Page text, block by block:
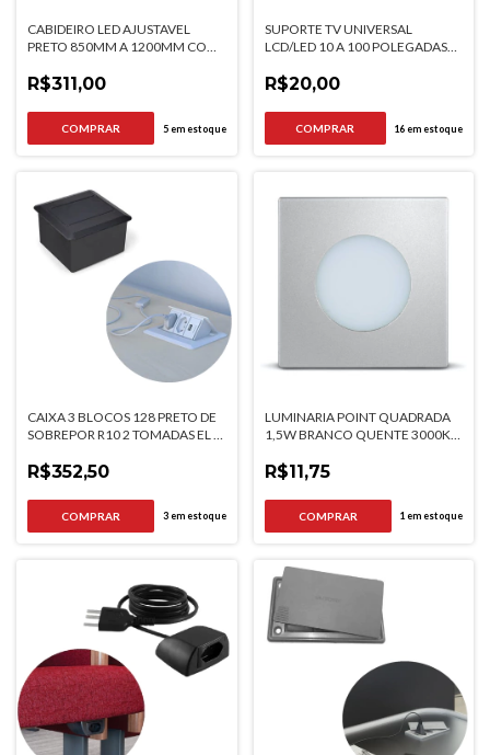
CABIDEIRO LED AJUSTAVEL
PRETO 850MM A 1200MM COM
R$311,00
5em estoque
SUPORTE TV UNIVERSAL
LCD/LED 10 A 100 POLEGADAS
R$20,00
16em estoque
CAIXA 3 BLOCOS 128 PRETO DE
SOBREPOR R10 2 TOMADAS EL +
R$352,50
3em estoque
LUMINARIA POINT QUADRADA
1,5W BRANCO QUENTE 3000K
R$11,75
1 em estoque